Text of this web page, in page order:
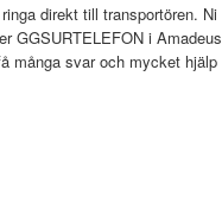
direkt till transportören. Ni
GGSURTELEFON i Amadeus
många svar och mycket hjälp